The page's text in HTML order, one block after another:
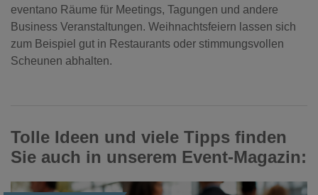
eventano Räume für Meetings, Tagungen und andere
Business Veranstaltungen. Weihnachtsfeiern lassen sich
zum Beispiel gut in Restaurants oder stimmungsvollen
Scheunen abhalten.
Tolle Ideen und viele Tipps finden
Sie auch in unserem Event-Magazin: